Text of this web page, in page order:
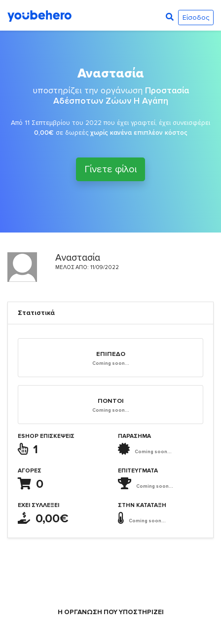
Είσοδος
Αναστασία
υποστηρίζει την οργάνωση Προστασία
Αδέσποτων Ζώων Η Αγάπη
Από 11 Σεπτεμβρίου του 2022 που έχει γραφτεί, έχει συνεισφέρει
0,00€ σε δωρεές χωρίς κανένα επιπλέον κόστος
Γίνετε φίλοι
Αναστασία
ΜΈΛΟΣ ΑΠΌ: 11/09/2022
Στατιστικά
ΕΠΊΠΕΔΟ
Coming soon...
ΠΌΝΤΟΙ
Coming soon...
ESHOP ΕΠΙΣΚΈΨΕΙΣ
1
ΑΓΟΡΈΣ
0
ΈΧΕΙ ΣΥΛΛΈΞΕΙ
0,00€
ΠΑΡΑΣΗΜΑ
Coming soon...
ΕΠΙΤΕΎΓΜΑΤΑ
Coming soon...
ΣΤΗΝ ΚΑΤΆΤΑΞΗ
Coming soon...
Η ΟΡΓΆΝΩΣΗ ΠΟΥ ΥΠΟΣΤΗΡΙΖΕΙ